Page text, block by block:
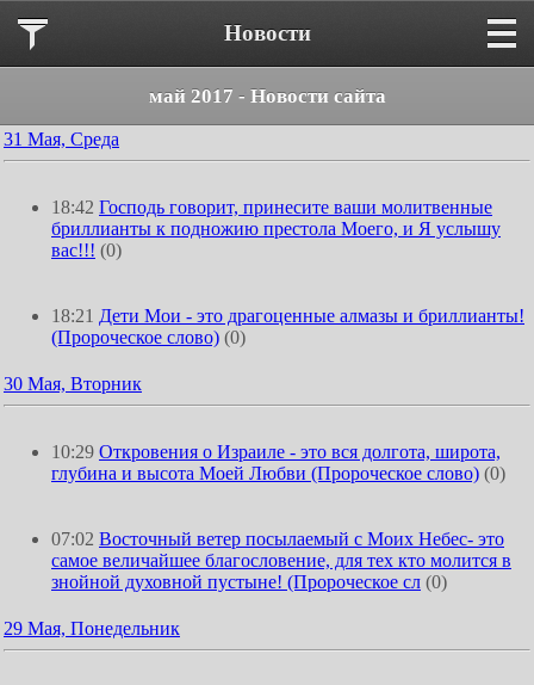
Новости
май 2017 - Новости сайта
31 Мая, Среда
18:42 Господь говорит, принесите ваши молитвенные
бриллианты к подножию престола Моего, и Я услышу
вас!!! (0)
18:21 Дети Мои - это драгоценные алмазы и бриллианты!
(Пророческое слово) (0)
30 Мая, Вторник
10:29 Откровения о Израиле - это вся долгота, широта,
глубина и высота Моей Любви (Пророческое слово) (0)
07:02 Восточный ветер посылаемый с Моих Небес- это
самое величайшее благословение, для тех кто молится в
знойной духовной пустыне! (Пророческое сл (0)
29 Мая, Понедельник